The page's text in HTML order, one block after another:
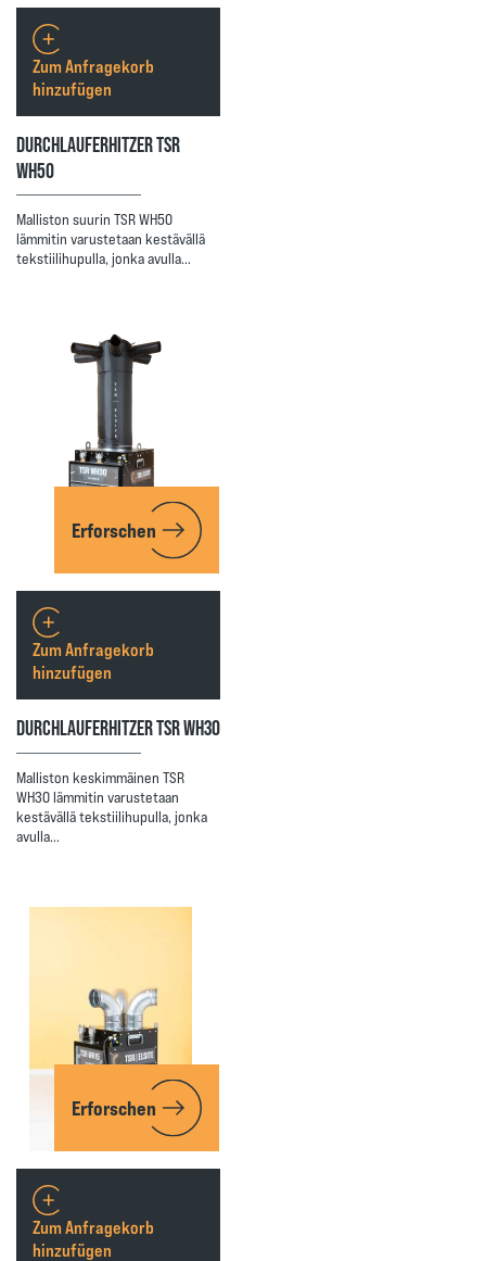
DURCHLAUFERHITZER TSR
WH50
Malliston suurin TSR WH50
lämmitin varustetaan kestävällä
tekstiilihupulla, jonka avulla…
Zum Anfragekorb
hinzufügen
Erforschen
DURCHLAUFERHITZER TSR WH30
Malliston keskimmäinen TSR
WH30 lämmitin varustetaan
kestävällä tekstiilihupulla, jonka
avulla…
Zum Anfragekorb
hinzufügen
Erforschen
Zum Anfragekorb
hinzufügen